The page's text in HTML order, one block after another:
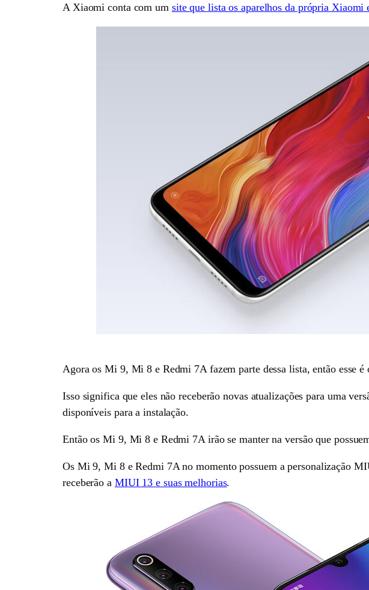
A Xiaomi conta com um site que lista os aparelhos da própria Xiaomi
Agora os Mi 9, Mi 8 e Redmi 7A fazem parte dessa lista, então esse
Isso significa que eles não receberão novas atualizações para uma
disponíveis para a instalação.
Então os Mi 9, Mi 8 e Redmi 7A irão se manter na versão que
Os Mi 9, Mi 8 e Redmi 7A no momento possuem a personalização
receberão a MIUI 13 e suas melhorias.